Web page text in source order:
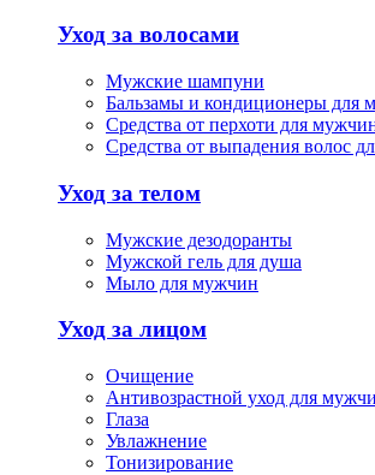
Уход за волосами
Мужские шампуни
Бальзамы и кондиционеры для
Средства от перхоти для
Средства от выпадения волос
Уход за телом
Мужские дезодоранты
Мужской гель для душа
Мыло для мужчин
Уход за лицом
Очищение
Антивозрастной уход для
Глаза
Увлажнение
Тонизирование